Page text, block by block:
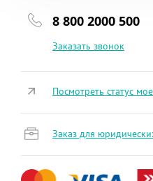
8 800 2000 500
Заказать звонок
Посмотреть статус
Заказ для